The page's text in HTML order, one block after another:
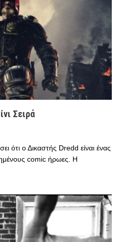
Σειρά
ότι ο Δικαστής Dredd είναι ένας
comic ήρωες. Η